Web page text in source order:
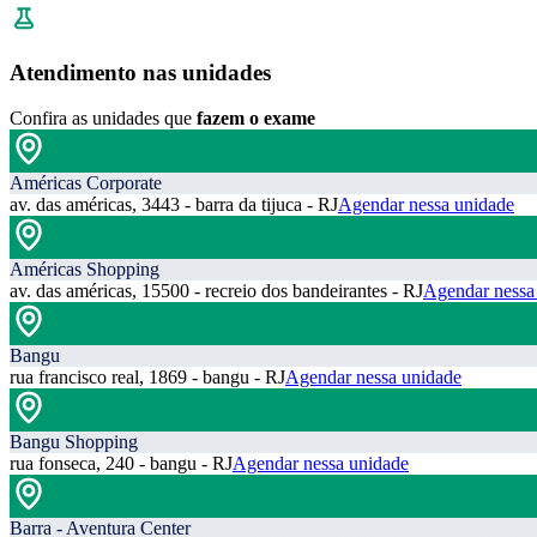
Atendimento nas unidades
Confira as unidades que fazem o exame
Américas Corporate
av. das américas, 3443 - barra da tijuca - RJAgendar nessa unidade
Américas Shopping
av. das américas, 15500 - recreio dos bandeirantes - RJAgendar
Bangu
rua francisco real, 1869 - bangu - RJAgendar nessa unidade
Bangu Shopping
rua fonseca, 240 - bangu - RJAgendar nessa unidade
Barra - Aventura Center